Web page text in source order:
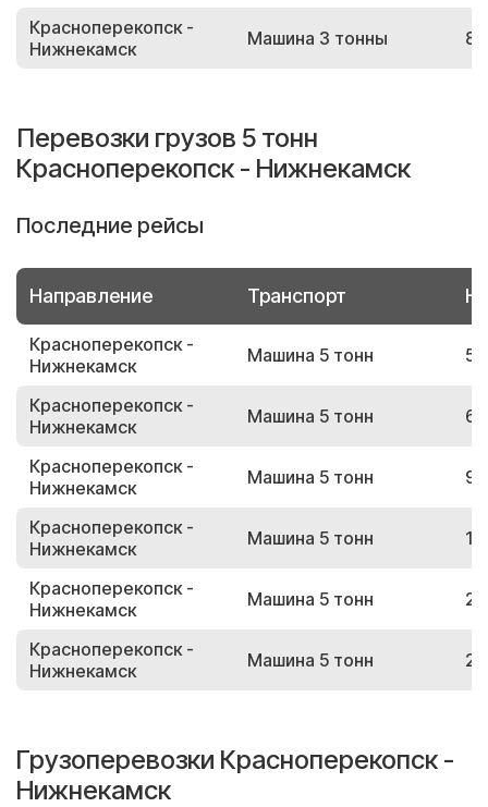
Красноперекопск -
Нижнекамск
Машина 3 тонны
Перевозки грузов 5 тонн
Красноперекопск - Нижнекамск
Последние рейсы
Направление Транспорт
Красноперекопск -
Нижнекамск
Машина 5 тонн
Красноперекопск -
Нижнекамск
Машина 5 тонн
Красноперекопск -
Нижнекамск
Машина 5 тонн
Красноперекопск -
Нижнекамск
Машина 5 тонн
Красноперекопск -
Нижнекамск
Машина 5 тонн
Красноперекопск -
Нижнекамск
Машина 5 тонн
Грузоперевозки Красноперекопск -
Нижнекамск